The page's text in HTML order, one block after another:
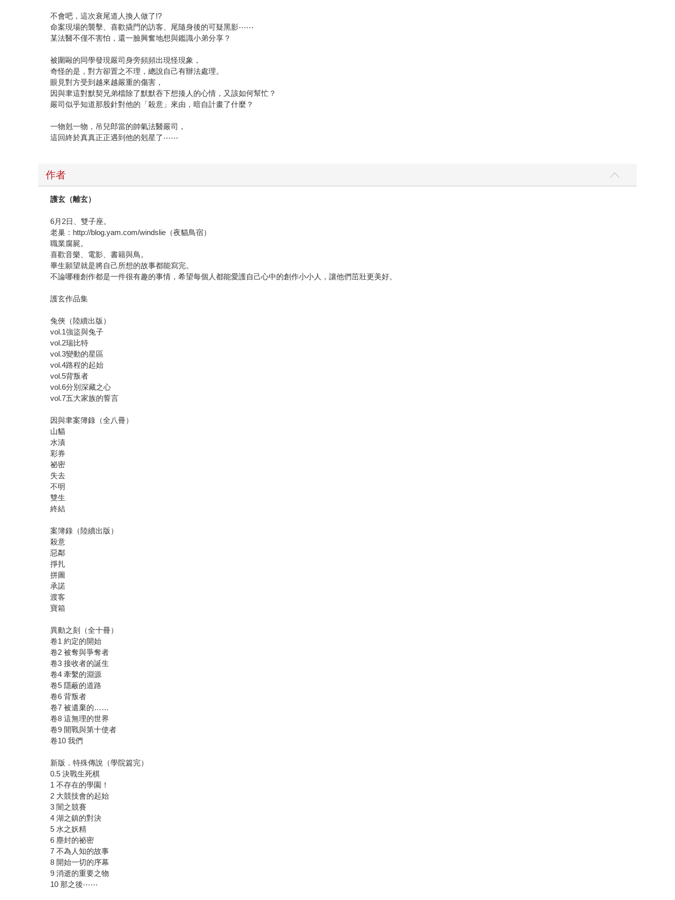
不會吧，這次衰尾道人換人做了!?
命案現場的襲擊、喜歡撬門的訪客、尾隨身後的可疑黑影⋯⋯
某法醫不僅不害怕，還一臉興奮地想與鑑識小弟分享？
被圍毆的同學發現嚴司身旁頻頻出現怪現象，
奇怪的是，對方卻置之不理，總說自己有辦法處理。
眼見對方受到越來越嚴重的傷害，
因與聿這對默契兄弟檔除了默默吞下想揍人的心情，又該如何幫忙？
嚴司似乎知道那股針對他的「殺意」來由，暗自計畫了什麼？
一物剋一物，吊兒郎當的帥氣法醫嚴司，
這回終於真真正正遇到他的剋星了⋯⋯
作者
護玄（離玄）
6月2日、雙子座。
老巢：http://blog.yam.com/windslie（夜貓鳥宿）
職業腐屍。
喜歡音樂、電影、書籍與鳥。
畢生願望就是將自己所想的故事都能寫完。
不論哪種創作都是一件很有趣的事情，希望每個人都能愛護自己心中的創作小小人，讓他們茁壯更美好。
護玄作品集
兔俠（陸續出版）
vol.1強盜與兔子
vol.2瑞比特
vol.3變動的星區
vol.4路程的起始
vol.5背叛者
vol.6分別深藏之心
vol.7五大家族的誓言
因與聿案簿錄（全八冊）
山貓
水漬
彩券
祕密
失去
不明
雙生
終結
案簿錄（陸續出版）
殺意
惡鄰
掙扎
拼圖
承諾
渡客
寶箱
異動之刻（全十冊）
卷1 約定的開始
卷2 被奪與爭奪者
卷3 接收者的誕生
卷4 牽繫的淵源
卷5 隱蔽的道路
卷6 背叛者
卷7 被遺棄的……
卷8 這無理的世界
卷9 開戰與第十使者
卷10 我們
新版．特殊傳說（學院篇完）
0.5 決戰生死棋
1 不存在的學園！
2 大競技會的起始
3 闇之競賽
4 湖之鎮的對決
5 水之妖精
6 塵封的祕密
7 不為人知的故事
8 開始一切的序幕
9 消逝的重要之物
10 那之後⋯⋯